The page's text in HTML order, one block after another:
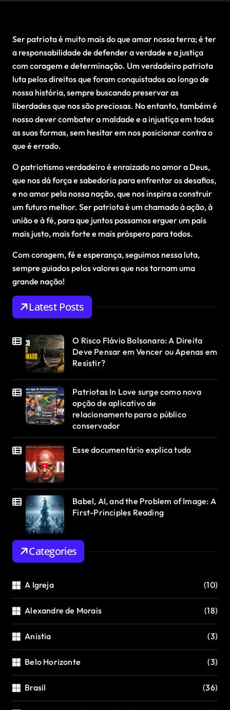
Ser patriota é muito mais do que amar nossa terra; é ter
a responsabilidade de defender a verdade e a justiça
com coragem e determinação. Um verdadeiro patriota
luta pelos direitos que foram conquistados ao longo de
nossa história, sempre buscando preservar as
liberdades que nos são preciosas. No entanto, também é
nosso dever combater a maldade e a injustiça em todas
as suas formas, sem hesitar em nos posicionar contra o
que é errado.
O patriotismo verdadeiro é enraizado no amor a Deus,
que nos dá força e sabedoria para enfrentar os desafios,
e no amor pela nossa nação, que nos inspira a construir
um futuro melhor. Ser patriota é um chamado à ação, à
união e à fé, para que juntos possamos erguer um país
mais justo, mais forte e mais próspero para todos.
Com coragem, fé e esperança, seguimos nessa luta,
sempre guiados pelos valores que nos tornam uma
grande nação!
Latest Posts
O Risco Flávio Bolsonaro: A Direita
Deve Pensar em Vencer ou Apenas em
Resistir?
Patriotas In Love surge como nova
opção de aplicativo de
relacionamento para o público
conservador
Esse documentário explica tudo
Babel, AI, and the Problem of Image: A
First-Principles Reading
Categories
A Igreja (10)
Alexandre de Morais (18)
Anistia (3)
Belo Horizonte (3)
Brasil (36)